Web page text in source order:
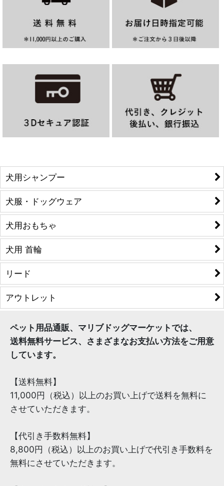
犬用シャンプー
犬服・ドッグウェア
犬用おもちゃ
犬用 首輪
リード
アウトレット
ペット用品通販、マリブドッグマーケットでは、
送料無料サービス、さまざまなお支払い方法をご用意
しています。
【送料無料】
11,000円（税込）以上のお買い上げで送料を無料に
させていただきます。
【代引き手数料無料】
8,800円（税込）以上のお買い上げで代引き手数料を
無料にさせていただきます。